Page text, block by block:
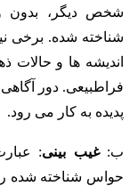
شخص دیگر، بدون
شناخته شده. برخی
اندیشه ها و حالات
فراطبیعی. دور
پدیده به کار می رود.
ب: غیب بینی:
حواس شناخته شده